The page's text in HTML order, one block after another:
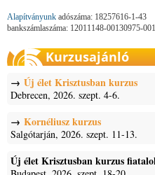
Alapítványunk adószáma: 18257616-1-43
bankszámlaszáma: 12011148-00130975-
Kurzusajánló
Új élet Krisztusban kurzus
Debrecen, 2026. szept. 4-6.
Kornéliusz kurzus
Salgótarján, 2026. szept. 11-13.
Új élet Krisztusban kurzus